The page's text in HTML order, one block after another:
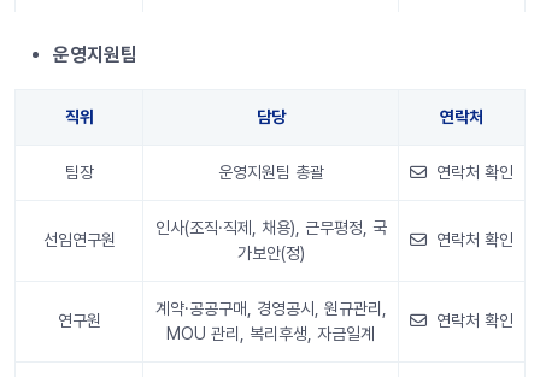
운영지원팀
직위 담당 연락처
팀장 운영지원팀 총괄 연락처 확인
선임연구원
인사(조직·직제, 채용), 근무평정, 국
가보안(정)
연락처 확인
연구원
계약·공공구매, 경영공시, 원규관리,
MOU 관리, 복리후생, 자금일계
연락처 확인